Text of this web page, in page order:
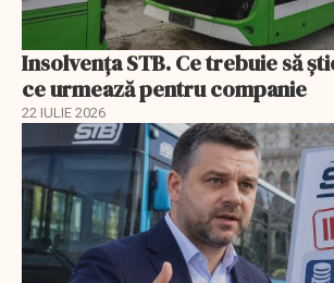
Insolvenţa STB. Ce trebuie să
ce urmează pentru companie
22 IULIE 2026